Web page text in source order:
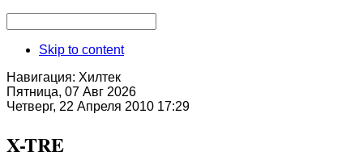
Skip to content
Навигация: Хилтек
Пятница, 07 Авг 2026
Четверг, 22 Апреля 2010 17:29
X-TRE